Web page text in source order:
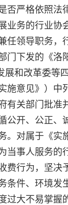
否严格依照法
业务的行业协
任领导职务，
门下发的《洛
和改革委等
施意见》）中
有关部门批准
开、公正、
。对属于《实
当事人服务的
行为，坚决
条件、环境发
过大不易掌握